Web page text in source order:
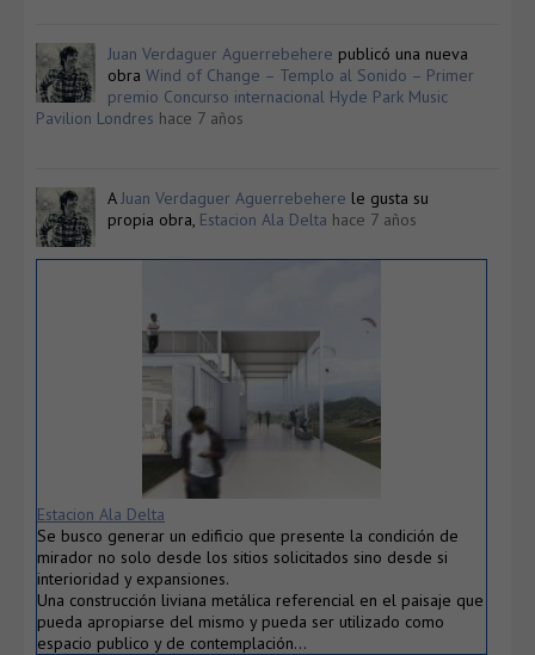
Juan Verdaguer Aguerrebehere publicó una nueva
obra Wind of Change – Templo al Sonido – Primer
premio Concurso internacional Hyde Park Music
Pavilion Londres hace 7 años
AJuan Verdaguer Aguerrebehere le gusta su
propia obra, Estacion Ala Delta hace 7 años
Estacion Ala Delta
Se busco generar un edificio que presente la condición de
mirador no solo desde los sitios solicitados sino desde si
interioridad y expansiones.
Una construcción liviana metálica referencial en el paisaje que
pueda apropiarse del mismo y pueda ser utilizado como
espacio publico y de contemplación…